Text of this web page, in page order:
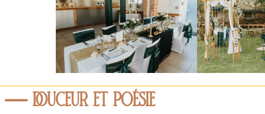
—douceur et poésie